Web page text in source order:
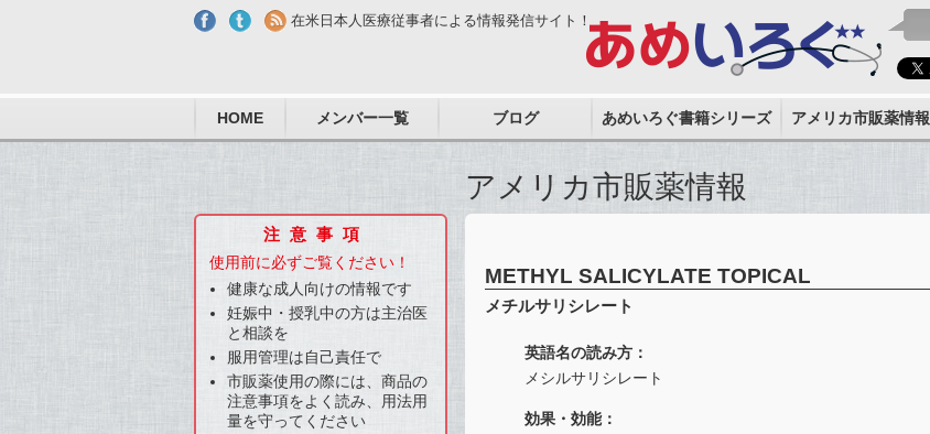
在米日本人医療従事者による情報発信サイト！
HOME メンバー一覧 ブログ あめいろぐ書籍シリーズ アメリカ市販薬情報
アメリカ市販薬情報
METHYL SALICYLATE TOPICAL
メチルサリシレート
英語名の読み方：
メシルサリシレート
効果・効能：
注意事項
使用前に必ずご覧ください！
健康な成人向けの情報です
妊娠中・授乳中の方は主治医
と相談を
服用管理は自己責任で
市販薬使用の際には、商品の
注意事項をよく読み、用法用
量を守ってください